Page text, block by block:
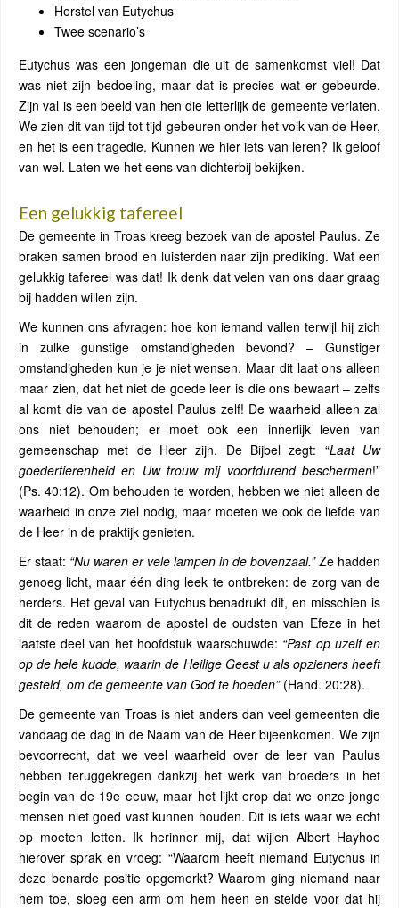
Herstel van Eutychus
Twee scenario’s
Eutychus was een jongeman die uit de samenkomst viel! Dat
was niet zijn bedoeling, maar dat is precies wat er gebeurde.
Zijn val is een beeld van hen die letterlijk de gemeente verlaten.
We zien dit van tijd tot tijd gebeuren onder het volk van de Heer,
en het is een tragedie. Kunnen we hier iets van leren? Ik geloof
van wel. Laten we het eens van dichterbij bekijken.
Een gelukkig tafereel
De gemeente in Troas kreeg bezoek van de apostel Paulus. Ze
braken samen brood en luisterden naar zijn prediking. Wat een
gelukkig tafereel was dat! Ik denk dat velen van ons daar graag
bij hadden willen zijn.
We kunnen ons afvragen: hoe kon iemand vallen terwijl hij zich
in zulke gunstige omstandigheden bevond? – Gunstiger
omstandigheden kun je je niet wensen. Maar dit laat ons alleen
maar zien, dat het niet de goede leer is die ons bewaart – zelfs
al komt die van de apostel Paulus zelf! De waarheid alleen zal
ons niet behouden; er moet ook een innerlijk leven van
gemeenschap met de Heer zijn. De Bijbel zegt: “Laat Uw
goedertierenheid en Uw trouw mij voortdurend beschermen!”
(Ps. 40:12). Om behouden te worden, hebben we niet alleen de
waarheid in onze ziel nodig, maar moeten we ook de liefde van
de Heer in de praktijk genieten.
Er staat: “Nu waren er vele lampen in de bovenzaal.”Ze hadden
genoeg licht, maar één ding leek te ontbreken: de zorg van de
herders. Het geval van Eutychus benadrukt dit, en misschien is
dit de reden waarom de apostel de oudsten van Efeze in het
laatste deel van het hoofdstuk waarschuwde: “Past op uzelf en
op de hele kudde, waarin de Heilige Geest u als opzieners heeft
gesteld, om de gemeente van God te hoeden”(Hand. 20:28).
De gemeente van Troas is niet anders dan veel gemeenten die
vandaag de dag in de Naam van de Heer bijeenkomen. We zijn
bevoorrecht, dat we veel waarheid over de leer van Paulus
hebben teruggekregen dankzij het werk van broeders in het
begin van de 19e eeuw, maar het lijkt erop dat we onze jonge
mensen niet goed vast kunnen houden. Dit is iets waar we echt
op moeten letten. Ik herinner mij, dat wijlen Albert Hayhoe
hierover sprak en vroeg: “Waarom heeft niemand Eutychus in
deze benarde positie opgemerkt? Waarom ging niemand naar
hem toe, sloeg een arm om hem heen en stelde voor dat hij